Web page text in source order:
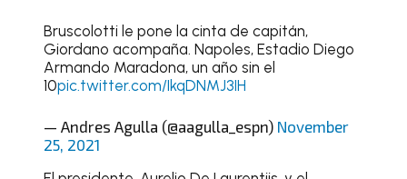
Bruscolotti le pone la cinta de capitán,
Giordano acompaña. Napoles, Estadio Diego
Armando Maradona, un año sin el
10pic.twitter.com/IkqDNMJ3IH
— Andres Agulla (@aagulla_espn) November
25, 2021